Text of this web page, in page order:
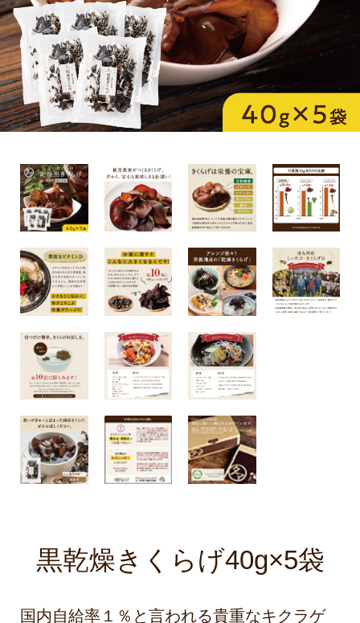
黒乾燥きくらげ40g×5袋
国内自給率１％と言われる貴重なキクラゲ